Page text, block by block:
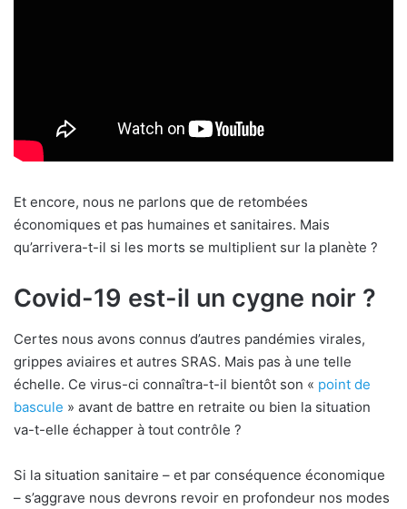
Et encore, nous ne parlons que de retombées
économiques et pas humaines et sanitaires. Mais
qu’arrivera-t-il si les morts se multiplient sur la planète ?
Covid-19 est-il un cygne noir ?
Certes nous avons connus d’autres pandémies virales,
grippes aviaires et autres SRAS. Mais pas à une telle
échelle. Ce virus-ci connaîtra-t-il bientôt son « point de
bascule » avant de battre en retraite ou bien la situation
va-t-elle échapper à tout contrôle ?
Si la situation sanitaire – et par conséquence économique
– s’aggrave nous devrons revoir en profondeur nos modes